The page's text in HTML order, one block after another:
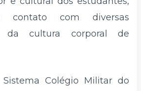
contato com diversas
da cultura corporal de
Colégio Militar do